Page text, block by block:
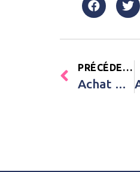
PRÉCÉDENT
Achat Arche de jeux en bois Jungle Little Big Friends Multicolore Bébé